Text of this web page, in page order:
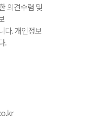
의견수렴 및
다. 개인정보
.